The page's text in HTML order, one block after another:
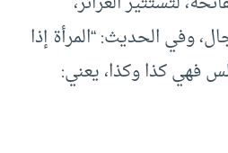
وفي الحديث: “المرأة إذا
فهي كذا وكذا، يعني: